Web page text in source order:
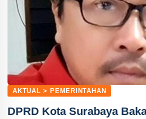
AKTUAL > PEMERINTAHAN
DPRD Kota Surabaya